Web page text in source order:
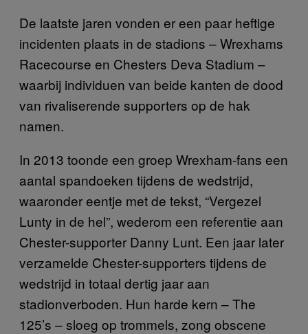
De laatste jaren vonden er een paar heftige
incidenten plaats in de stadions – Wrexhams
Racecourse en Chesters Deva Stadium –
waarbij individuen van beide kanten de dood
van rivaliserende supporters op de hak
namen.
In 2013 toonde een groep Wrexham-fans een
aantal spandoeken tijdens de wedstrijd,
waaronder eentje met de tekst, “Vergezel
Lunty in de hel”, wederom een referentie aan
Chester-supporter Danny Lunt. Een jaar later
verzamelde Chester-supporters tijdens de
wedstrijd in totaal dertig jaar aan
stadionverboden. Hun harde kern – The
125’s – sloeg op trommels, zong obscene